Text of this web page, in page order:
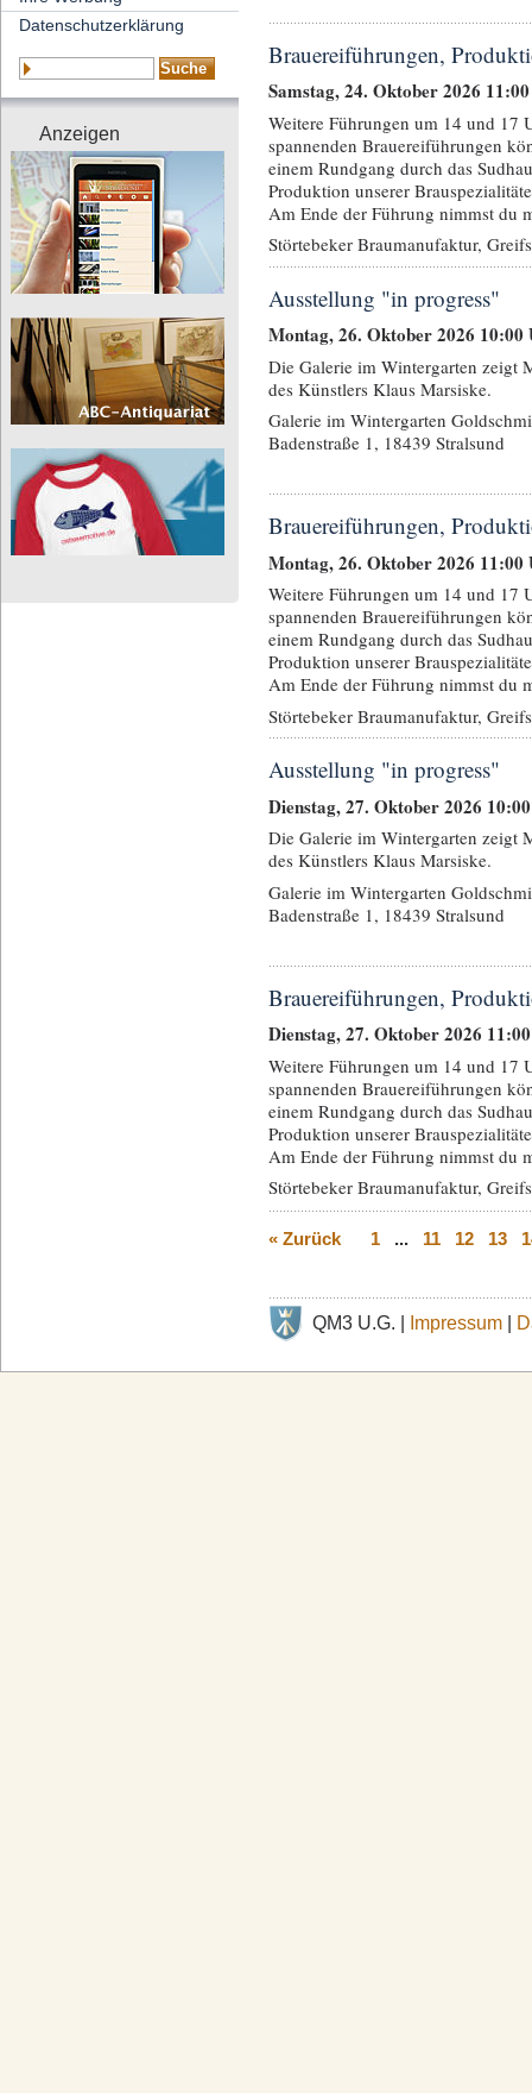
Datenschutzerklärung
Anzeigen
Brauereiführungen,
Samstag, 24. Oktober 2026
Weitere Führungen um 14 und 17
spannenden Brauereiführungen
einem Rundgang durch das
Produktion unserer
Am Ende der Führung nimmst du
Störtebeker Braumanufaktur,
Ausstellung "in progress"
Montag, 26. Oktober 2026 10:00
Die Galerie im Wintergarten zeigt
des Künstlers Klaus Marsiske.
Galerie im Wintergarten
Badenstraße 1, 18439 Stralsund
Brauereiführungen,
Montag, 26. Oktober 2026 11:00
Weitere Führungen um 14 und 17
spannenden Brauereiführungen
einem Rundgang durch das
Produktion unserer
Am Ende der Führung nimmst du
Störtebeker Braumanufaktur,
Ausstellung "in progress"
Dienstag, 27. Oktober 2026
Die Galerie im Wintergarten zeigt
des Künstlers Klaus Marsiske.
Galerie im Wintergarten
Badenstraße 1, 18439 Stralsund
Brauereiführungen,
Dienstag, 27. Oktober 2026
Weitere Führungen um 14 und 17
spannenden Brauereiführungen
einem Rundgang durch das
Produktion unserer
Am Ende der Führung nimmst du
Störtebeker Braumanufaktur,
« Zurück 1... 11 12 13
QM3 U.G. | Impressum